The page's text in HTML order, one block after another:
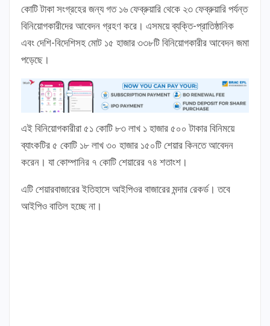
কোটি টাকা সংগ্রহের জন্য গত ১৬ ফেব্রুয়ারি থেকে ২৩ ফেব্রুয়ারি পর্যন্ত
বিনিয়োগকারীদের আবেদন গ্রহণ করে। এসময়ে ব্যক্তি-প্রাতিষ্ঠানিক
এবং দেশি-বিদেশিসহ মোট ১৫ হাজার ৩৩৮টি বিনিয়োগকারীর আবেদন জমা
পড়েছে।
এই বিনিয়োগকারীরা ৫১ কোটি ৮৩ লাখ ১ হাজার ৫০০ টাকার বিনিময়ে
ব্যাংকটির ৫ কোটি ১৮ লাখ ৩০ হাজার ১৫০টি শেয়ার কিনতে আবেদন
করেন। যা কোম্পানির ৭ কোটি শেয়ারের ৭৪ শতাংশ।
এটি শেয়ারবাজারের ইতিহাসে আইপিওর বাজারের মন্দার রেকর্ড। তবে
আইপিও বাতিল হচ্ছে না।